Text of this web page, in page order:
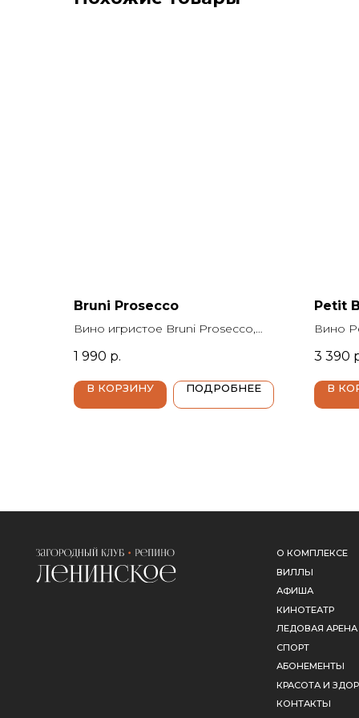
Bruni Prosecco
Вино игристое Bruni Prosecco,
11%, белое брют, Италия, Венето,
Bruni (Бруни)
1 990 р.
В КОРЗИНУ ПОДРОБНЕЕ
Petit
Вино
белое
Луары,
Буржуа)
3 390
В
КОНТАКТЫ
СОТРУДНИЧЕСТВО